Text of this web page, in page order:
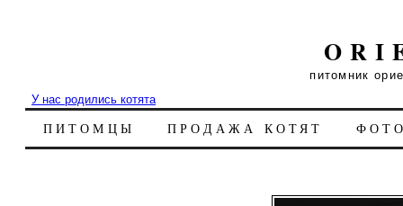
питомник
У нас родились котята
ПИТОМЦЫ ПРОДАЖА КОТЯТ